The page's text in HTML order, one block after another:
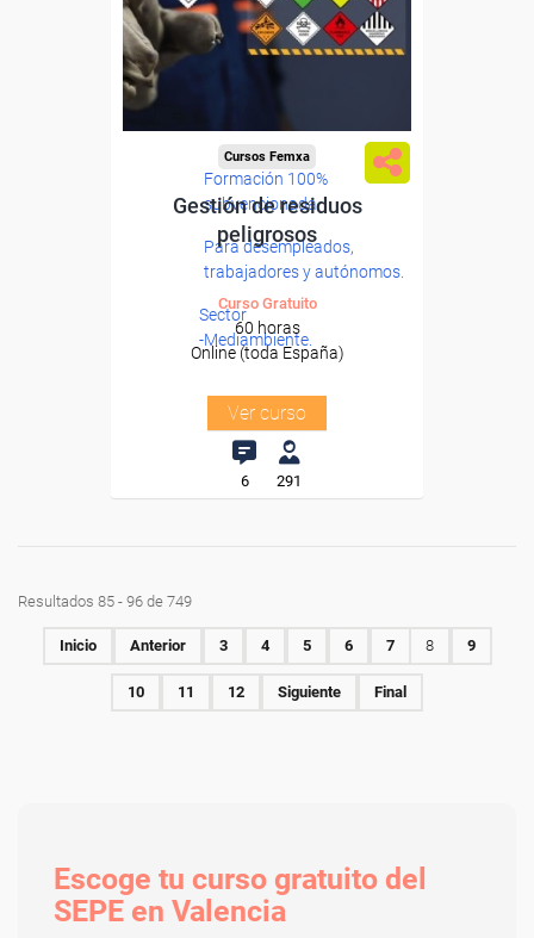
Formación 100%
subvencionada.
Para desempleados,
trabajadores y autónomos.
Sector
-Mediambiente.
Cursos Femxa
Gestión de residuos
peligrosos
Curso Gratuito
60 horas
Online (toda España)
Ver curso
6 291
Resultados 85 - 96 de 749
Inicio Anterior 3 4 5 6 7 8 9
10 11 12 Siguiente Final
Escoge tu curso gratuito del
SEPE en Valencia